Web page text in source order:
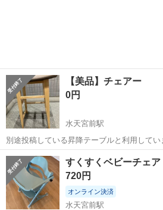
【美品】チェアー
0円
水天宮前駅
別途投稿している昇降テーブルと利用してい
ので、空気清浄機を置いたり、 玄関などでも
さ：58㎝程度
東京 中央区 水天宮前駅
すくすくベビーチェア
720円
オンライン決済
水天宮前駅